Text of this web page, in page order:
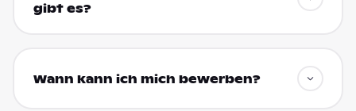
gibt es?
Wann kann ich mich bewerben?